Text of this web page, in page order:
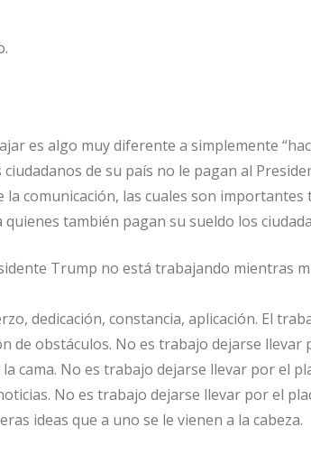
es algo muy diferente a simplemente
ciudadanos de su país no le pagan al
la comunicación, las cuales son
también pagan su sueldo los
Trump no está trabajando mientras
dedicación, constancia, aplicación. El
de obstáculos. No es trabajo dejarse llevar
cama. No es trabajo dejarse llevar por el
No es trabajo dejarse llevar por el
ideas que a uno se le vienen a la cabeza.